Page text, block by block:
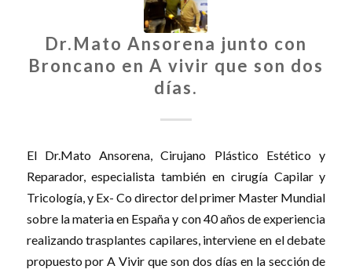
Dr.Mato Ansorena junto con
Broncano en A vivir que son dos
días.
El Dr.Mato Ansorena, Cirujano Plástico Estético y
Reparador, especialista también en cirugía Capilar y
Tricología, y Ex- Co director del primer Master Mundial
sobre la materia en España y con 40 años de experiencia
realizando trasplantes capilares, interviene en el debate
propuesto por A Vivir que son dos días en la sección de